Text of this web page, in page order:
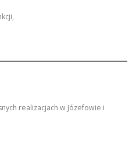
realizacjach w Józefowie i